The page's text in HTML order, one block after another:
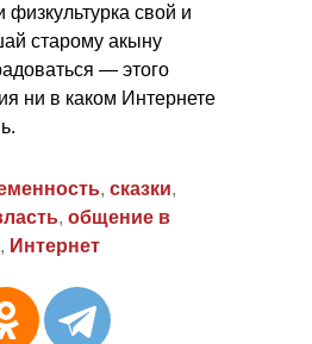
свой и
старому акыну
— этого
ни в каком Интернете
, сказки,
, общение в
, Интернет